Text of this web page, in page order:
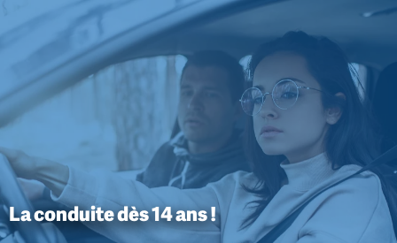
La conduite dès 14 ans !